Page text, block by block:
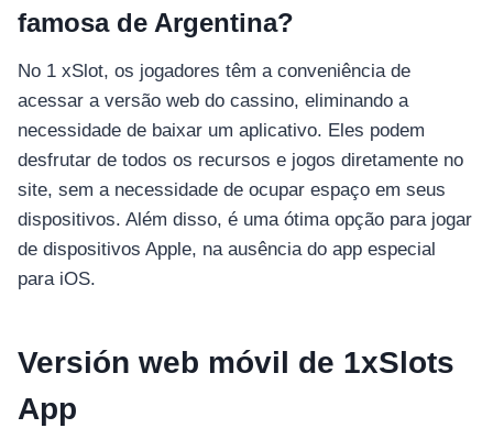
famosa de Argentina?
No 1 xSlot, os jogadores têm a conveniência de
acessar a versão web do cassino, eliminando a
necessidade de baixar um aplicativo. Eles podem
desfrutar de todos os recursos e jogos diretamente no
site, sem a necessidade de ocupar espaço em seus
dispositivos. Além disso, é uma ótima opção para jogar
de dispositivos Apple, na ausência do app especial
para iOS.
Versión web móvil de 1xSlots
App